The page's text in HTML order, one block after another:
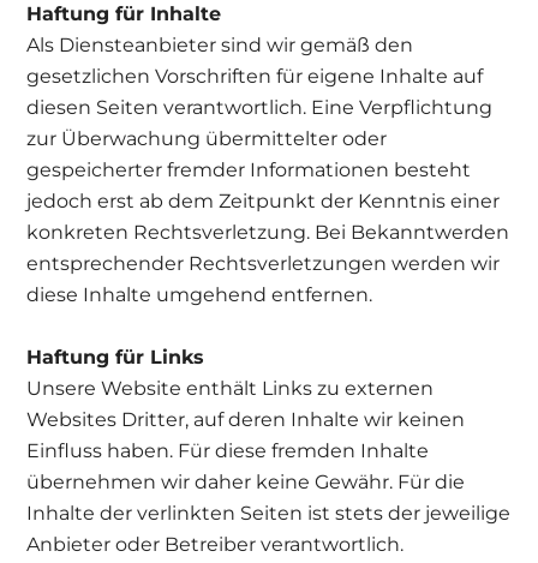
Haftung für Inhalte
Als Diensteanbieter sind wir gemäß den
gesetzlichen Vorschriften für eigene Inhalte auf
diesen Seiten verantwortlich. Eine Verpflichtung
zur Überwachung übermittelter oder
gespeicherter fremder Informationen besteht
jedoch erst ab dem Zeitpunkt der Kenntnis einer
konkreten Rechtsverletzung. Bei Bekanntwerden
entsprechender Rechtsverletzungen werden wir
diese Inhalte umgehend entfernen.
Haftung für Links
Unsere Website enthält Links zu externen
Websites Dritter, auf deren Inhalte wir keinen
Einfluss haben. Für diese fremden Inhalte
übernehmen wir daher keine Gewähr. Für die
Inhalte der verlinkten Seiten ist stets der jeweilige
Anbieter oder Betreiber verantwortlich.